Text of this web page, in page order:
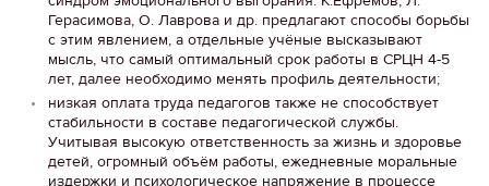
Герасимова, О. Лаврова и др. предлагают способы борьбы
с этим явлением, а отдельные учёные высказывают
мысль, что самый оптимальный срок работы в СРЦН 4-5
лет, далее необходимо менять профиль деятельности;
низкая оплата труда педагогов также не способствует
стабильности в составе педагогической службы.
Учитывая высокую ответственность за жизнь и здоровье
детей, огромный объём работы, ежедневные моральные
издержки и психологическое напряжение в процессе